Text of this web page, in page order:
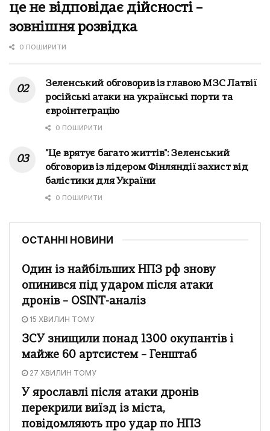
це не відповідає дійсності –
зовнішня розвідка
0 ПОШИРИТИ
Зеленський обговорив із главою МЗС Латвії
російські атаки на українські порти та
євроінтеграцію
0 ПОШИРИТИ
"Це врятує багато життів": Зеленський
обговорив із лідером Фінляндії захист від
балістики для України
0 ПОШИРИТИ
ОСТАННІ НОВИНИ
Один із найбільших НПЗ рф знову
опинився під ударом після атаки
дронів – OSINT-аналіз
15 ХВИЛИН ТОМУ
ЗСУ знищили понад 1300 окупантів і
майже 60 артсистем – Генштаб
27 ХВИЛИН ТОМУ
У ярославлі після атаки дронів
перекрили виїзд із міста,
повідомляють про удар по НПЗ